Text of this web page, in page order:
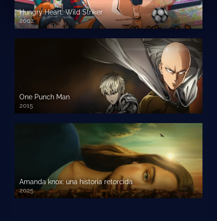
Hungry Heart: Wild Striker
2002
One Punch Man
2015
Amanda knox: una historia retorcida
2025